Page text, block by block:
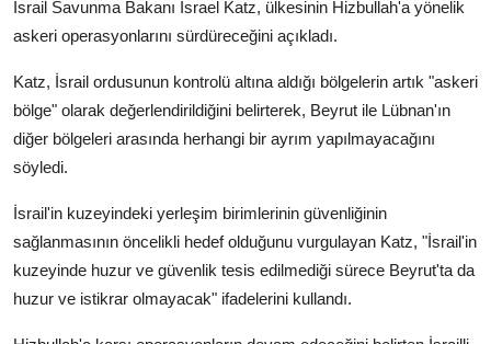
İsrail Savunma Bakanı İsrael Katz, ülkesinin Hizbullah'a yönelik
askeri operasyonlarını sürdüreceğini açıkladı.
Katz, İsrail ordusunun kontrolü altına aldığı bölgelerin artık "askeri
bölge" olarak değerlendirildiğini belirterek, Beyrut ile Lübnan'ın
diğer bölgeleri arasında herhangi bir ayrım yapılmayacağını
söyledi.
İsrail'in kuzeyindeki yerleşim birimlerinin güvenliğinin
sağlanmasının öncelikli hedef olduğunu vurgulayan Katz, "İsrail'in
kuzeyinde huzur ve güvenlik tesis edilmediği sürece Beyrut'ta da
huzur ve istikrar olmayacak" ifadelerini kullandı.